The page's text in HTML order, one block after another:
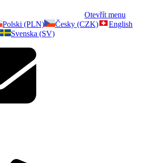
Otevřít menu
Polski (PLN) Česky (CZK)
English
Svenska (SV)